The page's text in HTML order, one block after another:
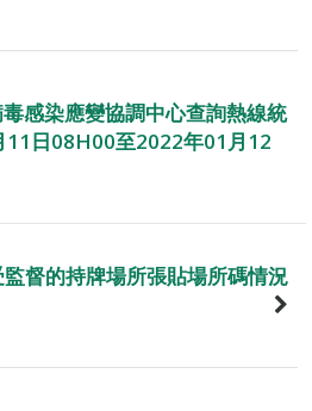
感染應變協調中心查詢熱線統
11日08H00至2022年01月12
督的持牌場所張貼場所碼情況